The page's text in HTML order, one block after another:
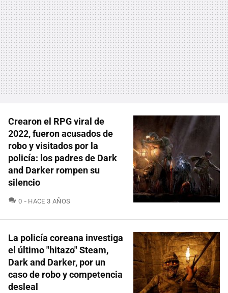
Crearon el RPG viral de
2022, fueron acusados de
robo y visitados por la
policía: los padres de Dark
and Darker rompen su
silencio
0 COMENTARIOS
HACE 3 AÑOS
La policía coreana investiga
el último "hitazo" Steam,
Dark and Darker, por un
caso de robo y competencia
desleal